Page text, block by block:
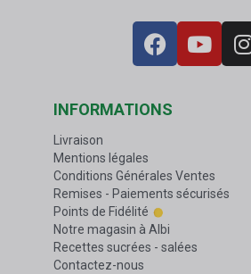
INFORMATIONS
Livraison
Mentions légales
Conditions Générales Ventes
Remises - Paiements sécurisés
Points de Fidélité
Notre magasin à Albi
Recettes sucrées - salées
Contactez-nous